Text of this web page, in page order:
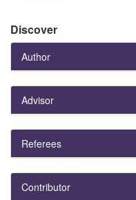
Discover
Author
Advisor
Referees
Contributor